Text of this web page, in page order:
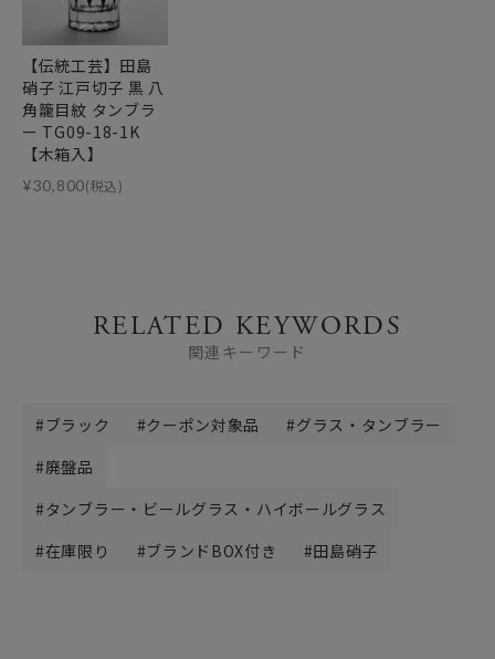
【伝統工芸】田島
硝子 江戸切子 黒 八
角籠目紋 タンブラ
ー TG09-18-1K
【木箱入】
¥30,800(税込)
RELATED KEYWORDS
関連キーワード
ブラック クーポン対象品
グラス・タンブラー
廃盤品
タンブラー・ビールグラス・ハイボールグラス
在庫限り
ブランドBOX付き 田島硝子